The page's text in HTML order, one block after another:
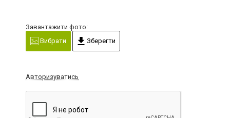
Завантажити фото:
Вибрати
Зберегти
Авторизуватись